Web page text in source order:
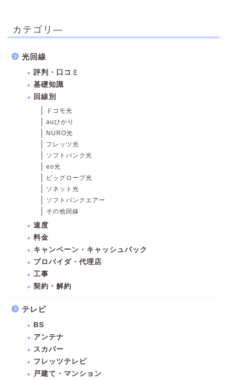
カテゴリ―
光回線
評判・口コミ
基礎知識
回線別
ドコモ光
auひかり
NURO光
フレッツ光
ソフトバンク光
eo光
ビッグローブ光
ソネット光
ソフトバンクエアー
その他回線
速度
料金
キャンペーン・キャッシュバック
プロバイダ・代理店
工事
契約・解約
テレビ
BS
アンテナ
スカパー
フレッツテレビ
戸建て・マンション